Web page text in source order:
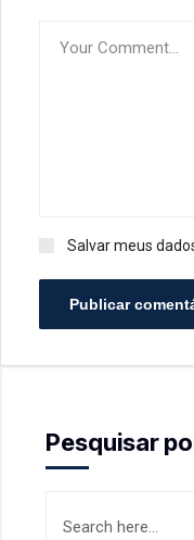
Salvar meus
Publicar
Pesquisar